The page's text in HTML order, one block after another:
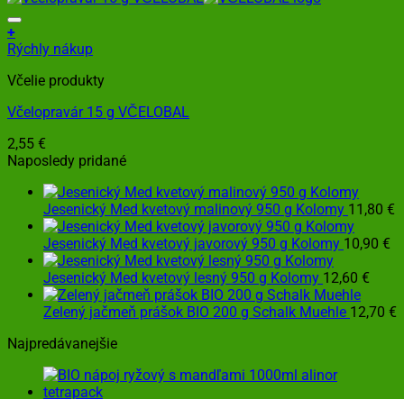
+
Rýchly nákup
Včelie produkty
Včelopravár 15 g VČELOBAL
2,55 €
Naposledy pridané
Jesenický Med kvetový malinový 950 g Kolomy 11,80 €
Jesenický Med kvetový javorový 950 g Kolomy 10,90 €
Jesenický Med kvetový lesný 950 g Kolomy 12,60 €
Zelený jačmeň prášok BIO 200 g Schalk Muehle 12,70 €
Najpredávanejšie